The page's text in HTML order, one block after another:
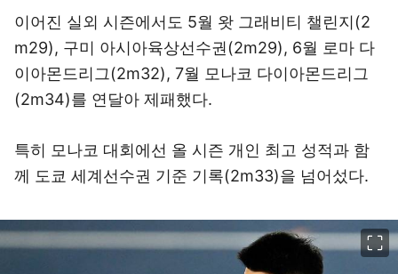
이어진 실외 시즌에서도 5월 왓 그래비티 챌린지(2
m29), 구미 아시아육상선수권(2m29), 6월 로마 다
이아몬드리그(2m32), 7월 모나코 다이아몬드리그
(2m34)를 연달아 제패했다.
특히 모나코 대회에선 올 시즌 개인 최고 성적과 함
께 도쿄 세계선수권 기준 기록(2m33)을 넘어섰다.